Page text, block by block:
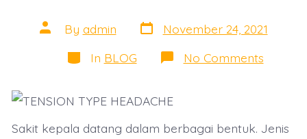
Post
author
By admin Post
date
November 24, 2021
Categories
In BLOG No Commentson
Tension
Sakit kepala datang dalam berbagai bentuk. Jenis